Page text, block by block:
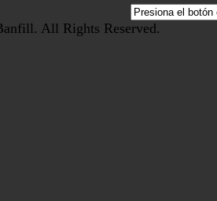
All Rights Reserved.